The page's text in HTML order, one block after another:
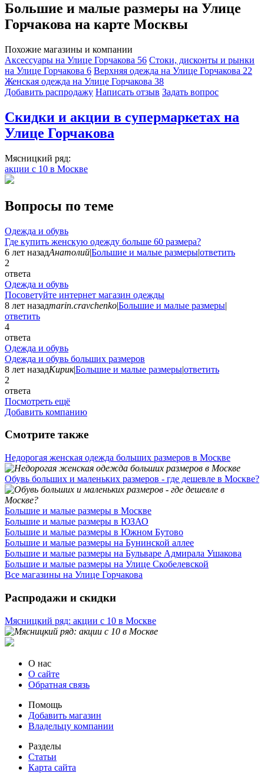
Большие и малые размеры на Улице
Горчакова на карте Москвы
Похожие магазины и компании
Аксессуары на Улице Горчакова 56 Стоки, дисконты и рынки
на Улице Горчакова 6 Верхняя одежда на Улице Горчакова 22
Женская одежда на Улице Горчакова 38
Добавить раcпродажу Написать отзыв Задать вопрос
Скидки и акции в супермаркетах на
Улице Горчакова
Мясницкий ряд:
акции с 10 в Москве
Вопросы по теме
Одежда и обувь
Где купить женскую одежду больше 60 размера?
6 лет назадАнатолий|Большие и малые размеры|ответить
2
ответа
Одежда и обувь
Посоветуйте интернет магазин одежды
8 лет назадmarin.cravchenko|Большие и малые размеры|
ответить
4
ответа
Одежда и обувь
Одежда и обувь больших размеров
8 лет назадКирик|Большие и малые размеры|ответить
2
ответа
Посмотреть ещё
Добавить компанию
Смотрите также
Недорогая женская одежда больших размеров в Москве
Обувь больших и маленьких размеров - где дешевле в Москве?
Большие и малые размеры в Москве
Большие и малые размеры в ЮЗАО
Большие и малые размеры в Южном Бутово
Большие и малые размеры на Бунинской аллее
Большие и малые размеры на Бульваре Адмирала Ушакова
Большие и малые размеры на Улице Скобелевской
Все магазины на Улице Горчакова
Распродажи и скидки
Мясницкий ряд: акции с 10 в Москве
О нас
О сайте
Обратная связь
Помощь
Добавить магазин
Владельцу компании
Разделы
Статьи
Карта сайта